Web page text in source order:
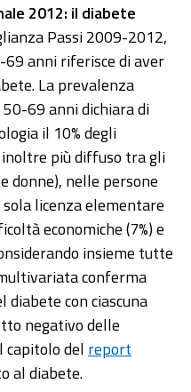
2012: il diabete
Passi 2009-2012,
anni riferisce di aver
La prevalenza
50-69 anni dichiara di
il 10% degli
più diffuso tra gli
donne), nelle persone
licenza elementare
economiche (7%) e
insieme tutte
conferma
diabete con ciascuna
negativo delle
capitolo del report
al diabete.